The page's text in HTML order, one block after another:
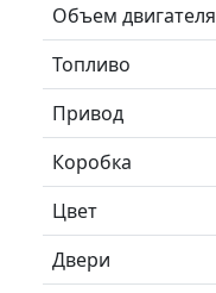
Объем двигателя
Топливо
Привод
Коробка
Цвет
Двери